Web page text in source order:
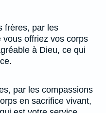
frères, par les
offriez vos corps
à Dieu, ce qui
par les compassions
en sacrifice vivant,